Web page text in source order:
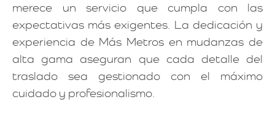
merece un servicio que cumpla con las
expectativas más exigentes. La dedicación y
experiencia de Más Metros en mudanzas de
alta gama aseguran que cada detalle del
traslado sea gestionado con el máximo
cuidado y profesionalismo.